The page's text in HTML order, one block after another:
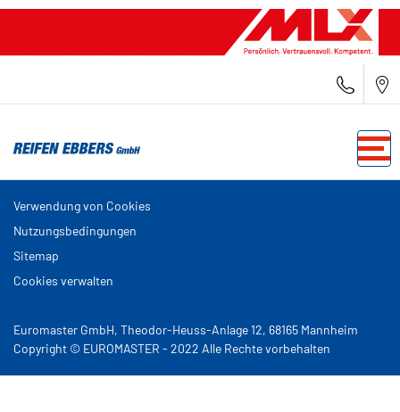
Verwendung von Cookies
Nutzungsbedingungen
Sitemap
Cookies verwalten
Euromaster GmbH, Theodor-Heuss-Anlage 12, 68165 Mannheim
Copyright © EUROMASTER - 2022 Alle Rechte vorbehalten